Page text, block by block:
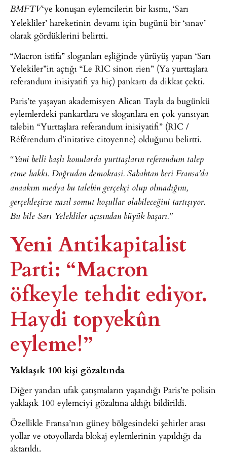
BMFTV‘ye konuşan eylemcilerin bir kısmı, ‘Sarı
Yelekliler’ hareketinin devamı için bugünü bir ‘sınav’
olarak gördüklerini belirtti.
“Macron istifa” sloganları eşliğinde yürüyüş yapan ‘Sarı
Yelekiler”in açtığı “Le RIC sinon rien” (Ya yurttaşlara
referandum inisiyatifi ya hiç) pankartı da dikkat çekti.
Paris’te yaşayan akademisyen Alican Tayla da bugünkü
eylemlerdeki pankartlara ve sloganlara en çok yansıyan
talebin “Yurttaşlara referandum inisiyatifi” (RIC /
Référendum d’initative citoyenne) olduğunu belirtti.
“Yani belli başlı konularda yurttaşların referandum talep
etme hakkı. Doğrudan demokrasi. Sabahtan beri Fransa’da
anaakım medya bu talebin gerçekçi olup olmadığını,
gerçekleşirse nasıl somut koşullar olabileceğini tartışıyor.
Bu bile Sarı Yelekliler açısından büyük başarı.”
Yeni Antikapitalist
Parti: “Macron
öfkeyle tehdit ediyor.
Haydi topyekûn
eyleme!”
Yaklaşık 100 kişi gözaltında
Diğer yandan ufak çatışmaların yaşandığı Paris’te polisin
yaklaşık 100 eylemciyi gözaltına aldığı bildirildi.
Özellikle Fransa’nın güney bölgesindeki şehirler arası
yollar ve otoyollarda blokaj eylemlerinin yapıldığı da
aktarıldı.